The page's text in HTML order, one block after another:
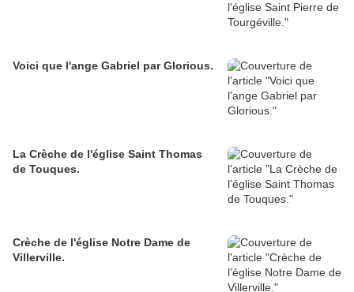
Voici que l'ange Gabriel par Glorious.
La Crèche de l'église Saint Thomas
de Touques.
Crèche de l'église Notre Dame de
Villerville.